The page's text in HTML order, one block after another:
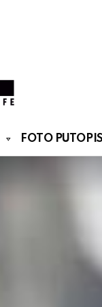
FOTO PUTOPISI